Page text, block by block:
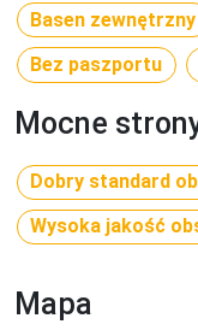
Kanały telewizji:
prysznic
Klimatyzacja:
Quadruple room
Przestrzeń
Kanały telewizji:
prysznic
Single use standard
Basen zewnętrzny
Bez paszportu
Mocne
Dobry standard
Wysoka jakość
Mapa